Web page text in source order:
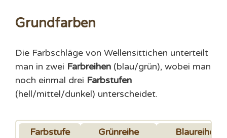
Grundfarben
Die Farbschläge von Wellensittichen unterteilt
man in zwei Farbreihen (blau/grün), wobei man
noch einmal drei Farbstufen
(hell/mittel/dunkel) unterscheidet.
Farbstufe Grünreihe
Blaureihe